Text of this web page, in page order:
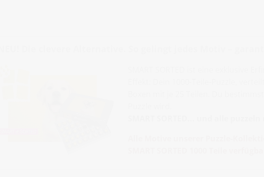
NEU! Die clevere Alternative. So gelingt jedes Motiv –
SMART SORTED ist eine exklusive
Effekt: Dein 1000-Teile-Puzzle,
Boxen mit je 25 Teilen. Du
Alle Motive unserer Puzzle-